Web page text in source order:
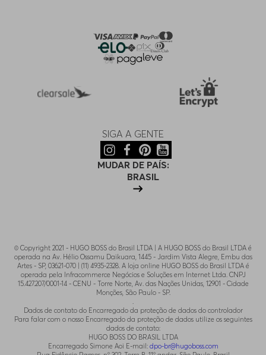
SIGA A GENTE
MUDAR DE PAÍS:
BRASIL
© Copyright 2021 - HUGO BOSS do Brasil LTDA | A HUGO BOSS do Brasil LTDA é
operada na Av. Hélio Ossamu Daikuara, 1445 - Jardim Vista Alegre, Embu das
Artes - SP, 03621-070 | (11) 4935-2328. A loja online HUGO BOSS do Brasil LTDA é
operada pela Infracommerce Negócios e Soluções em Internet Ltda. CNPJ
15.427.207/0001-14 - CENU - Torre Norte, Av. das Nações Unidas, 12901 - Cidade
Monções, São Paulo - SP.
.
Dados de contato do Encarregado da proteção de dados do controlador
Para falar com o nosso Encarregado da proteção de dados utilize os seguintes
dados de contato:
HUGO BOSS DO BRASIL LTDA
Encarregado Simone Aoi E-mail: dpo-br@hugoboss.com